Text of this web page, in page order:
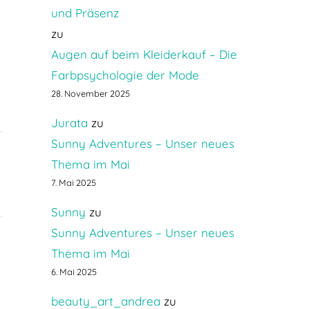
und Präsenz
zu
Augen auf beim Kleiderkauf – Die
Farbpsychologie der Mode
28. November 2025
Jurata zu
Sunny Adventures – Unser neues
Thema im Mai
7. Mai 2025
Sunny zu
Sunny Adventures – Unser neues
Thema im Mai
6. Mai 2025
beauty_art_andrea zu